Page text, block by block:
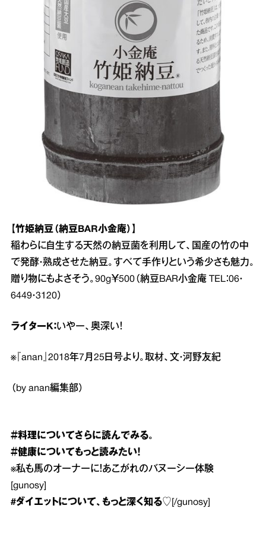
【竹姫納豆（納豆BAR小金庵）】
稲わらに自生する天然の納豆菌を利用して、国産の竹の中
で発酵・熟成させた納豆。すべて手作りという希少さも魅力。
贈り物にもよさそう。90g￥500（納豆BAR小金庵 TEL：06・
6449・3120）
ライターK：いやー、奥深い！
※『anan』2018年7月25日号より。取材、文・河野友紀
（by anan編集部）
＃料理についてさらに読んでみる。
＃健康についてもっと読みたい！
※私も馬のオーナーに！あこがれのバヌーシー体験
[gunosy]
#ダイエットについて、もっと深く知る♡ [/gunosy]